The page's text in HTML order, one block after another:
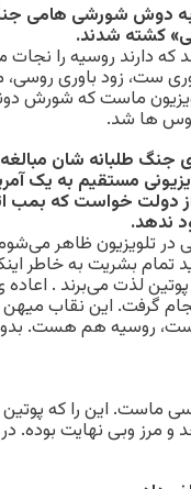
دوش شورشی هامی
کشته شدند.
که دارند روسیه را
ست، زود باوری
ماست که شورش
روس ها شد.
جنگ طلبانه شان
مستقیم به یک
از دولت خواست که بمب
ندهد.
در تلویزیون ظاهر
بشریت به خاطر
لذت می‌برند .
گرفت. این نقاب
هست، روسیه هم هست.
ماست. این را که
وبی نهایت بوده. در